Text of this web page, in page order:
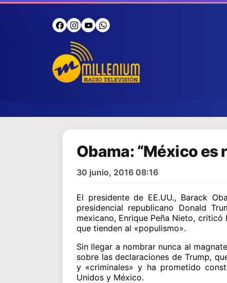
Obama: “México es
30 junio, 2016 08:16
El presidente de EE.UU., Barack
presidencial republicano Donald
mexicano, Enrique Peña Nieto,
que tienden al «populismo».
Sin llegar a nombrar nunca al
sobre las declaraciones de Trump,
y «criminales» y ha prometido
Unidos y México.